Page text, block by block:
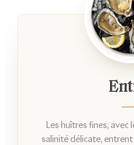
Les huîtres fines, avec
salinité délicate,